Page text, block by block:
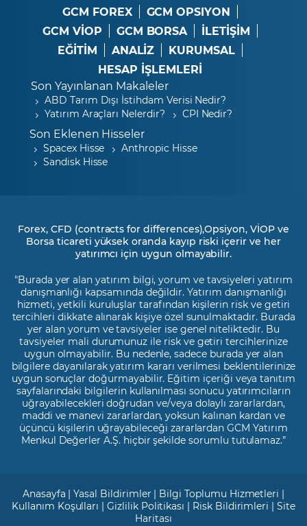
GCM FOREX
GCM OPSIYON
GCM VİOP
GCM BORSA
İLETİŞİM
EĞİTİM
ANALİZ
KURUMSAL
HESAP İŞLEMLERİ
Son Yayınlanan Makaleler
ABD Tarım Dışı İstihdam Verisi Nedir?
Yatırım Araçları Nelerdir?
CPI Nedir?
Son Eklenen Hisseler
Spacex Hisse
Anthropic Hisse
Sandisk Hisse
Forex, CFD (contracts for differences),Opsiyon, VİOP ve
Borsa ticareti yüksek oranda kayıp riski içerir ve her
yatırımcı için uygun olmayabilir.
"Burada yer alan yatırım bilgi, yorum ve tavsiyeleri yatırım
danışmanlığı kapsamında değildir. Yatırım danışmanlığı
hizmeti, yetkili kuruluşlar tarafından kişilerin risk ve getiri
tercihleri dikkate alınarak kişiye özel sunulmaktadır. Burada
yer alan yorum ve tavsiyeler ise genel niteliktedir. Bu
tavsiyeler mali durumunuz ile risk ve getiri tercihlerinize
uygun olmayabilir. Bu nedenle, sadece burada yer alan
bilgilere dayanılarak yatırım kararı verilmesi beklentilerinize
uygun sonuçlar doğurmayabilir. Eğitim içeriği veya tanıtım
sayfalarındaki bilgilerin kullanılması sonucu yatırımcıların
uğrayabilecekleri doğrudan ve/veya dolaylı zararlardan,
maddi ve manevi zararlardan, yoksun kalınan kardan ve
üçüncü kişilerin uğrayabileceği zararlardan GCM Yatırım
Menkul Değerler A.Ş. hiçbir şekilde sorumlu tutulamaz.”
Anasayfa |Yasal Bildirimler | Bilgi Toplumu Hizmetleri |
Kullanım Koşulları |Gizlilik Politikası | Risk Bildirimleri |Site
Haritası